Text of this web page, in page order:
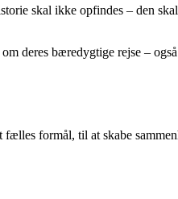
skal ikke opfindes – den
deres bæredygtige rejse –
formål, til at skabe